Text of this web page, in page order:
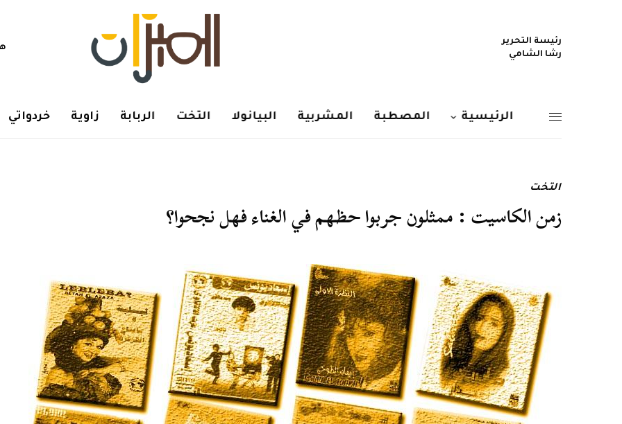
رئيسة التحرير
رشا الشامي
الرئيسية المصطبة المشربية البيانولا التخت الربابة زاوية خردواتي
التخت
زمن الكاسيت : ممثلون جربوا حظهم في الغناء فهل نجحوا؟